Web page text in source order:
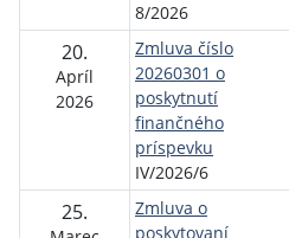
8/2026
20.
Apríl
2026
Zmluva číslo
20260301 o
poskytnutí
finančného
príspevku
IV/2026/6
25.
Zmluva o
poskytovaní